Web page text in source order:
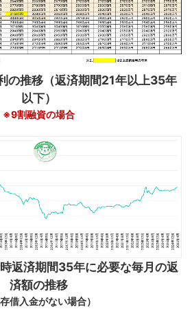
の推移（返済期間21年以上35年
以下）
※9割融資の場合
返済期間35年に必要な毎月の返
済額の推移
存借入金がない場合）